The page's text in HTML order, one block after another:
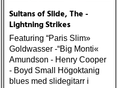
Sultans of Slide, The -
Lightning Strikes
Featuring “Paris Slim»
Goldwasser -“Big Monti«
Amundson - Henry Cooper
- Boyd Small Högoktanig
blues med slidegitarr i